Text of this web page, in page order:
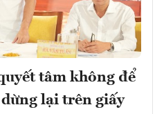
tâm không để
dừng lại trên giấy